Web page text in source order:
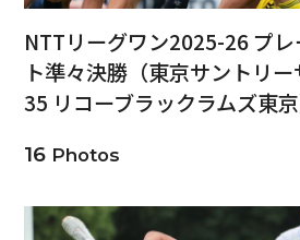
NTTリーグワン2025-26 プ
ト準々決勝（東京サントリ
35 リコーブラックラムズ東京
16Photos